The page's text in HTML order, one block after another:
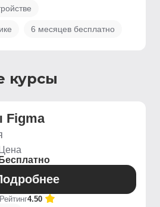
6 месяцев бесплатно
курсы
Figma
Цена
Бесплатно
Рейтинг4.50